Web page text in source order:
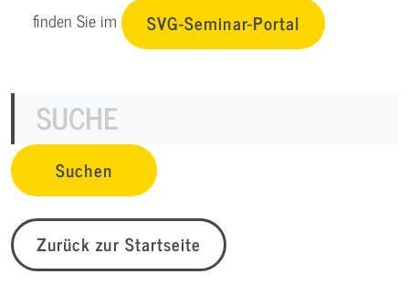
finden Sie im
SVG-Seminar-Portal
Zurück zur Startseite